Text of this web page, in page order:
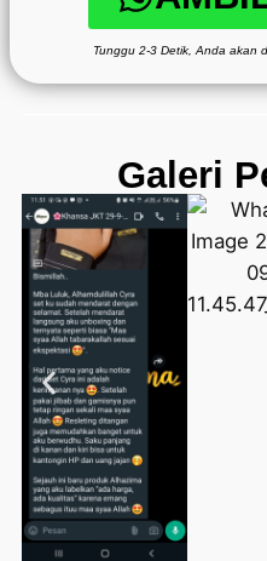
Tunggu 2-3 Detik, Anda akan
Galeri